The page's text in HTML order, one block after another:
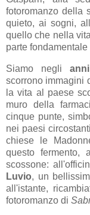
fotoromanzo della
quieto, ai sogni,
quello che nella
parte
Siamo negli
scorrono immagini
la vita al paese
muro della
cinque punte,
nei paesi
chiese le
questo fermento,
scossone:
Luvio, un
all'istante,
fotoromanzo di